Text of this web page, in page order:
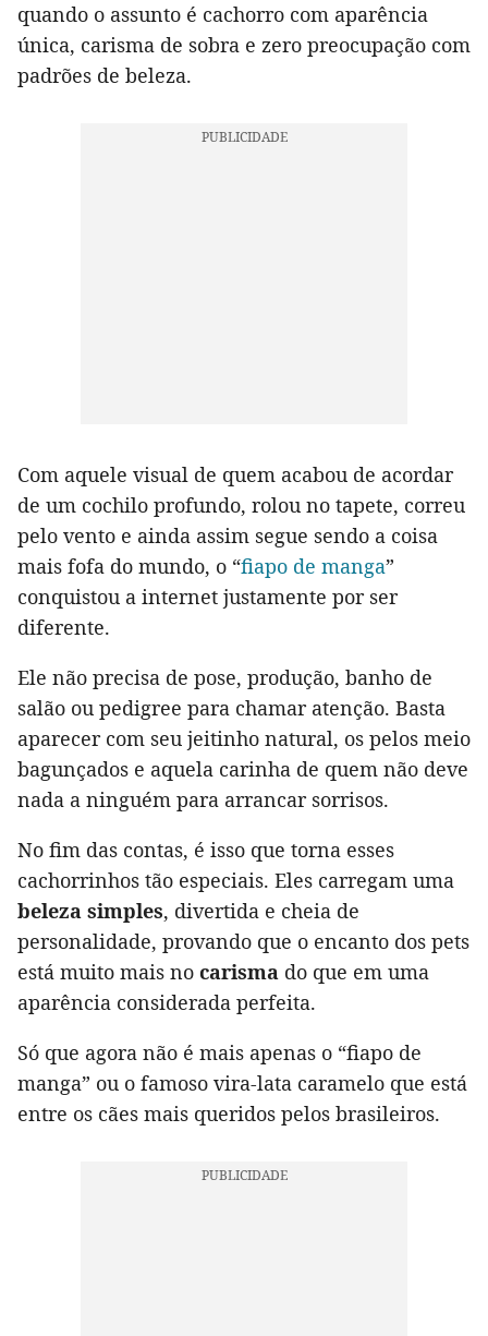
quando o assunto é cachorro com aparência
única, carisma de sobra e zero preocupação com
padrões de beleza.
Com aquele visual de quem acabou de acordar
de um cochilo profundo, rolou no tapete, correu
pelo vento e ainda assim segue sendo a coisa
mais fofa do mundo, o “fiapo de manga”
conquistou a internet justamente por ser
diferente.
Ele não precisa de pose, produção, banho de
salão ou pedigree para chamar atenção. Basta
aparecer com seu jeitinho natural, os pelos meio
bagunçados e aquela carinha de quem não deve
nada a ninguém para arrancar sorrisos.
No fim das contas, é isso que torna esses
cachorrinhos tão especiais. Eles carregam uma
beleza simples, divertida e cheia de
personalidade, provando que o encanto dos pets
está muito mais no carisma do que em uma
aparência considerada perfeita.
Só que agora não é mais apenas o “fiapo de
manga” ou o famoso vira-lata caramelo que está
entre os cães mais queridos pelos brasileiros.